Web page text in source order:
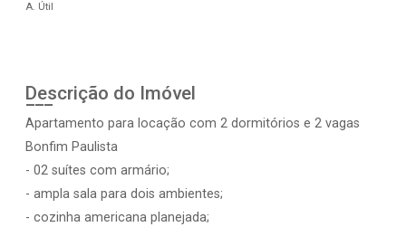
A. Útil
Descrição do Imóvel
Apartamento para locação com 2 dormitórios e 2 vagas
Bonfim Paulista
- 02 suítes com armário;
- ampla sala para dois ambientes;
- cozinha americana planejada;